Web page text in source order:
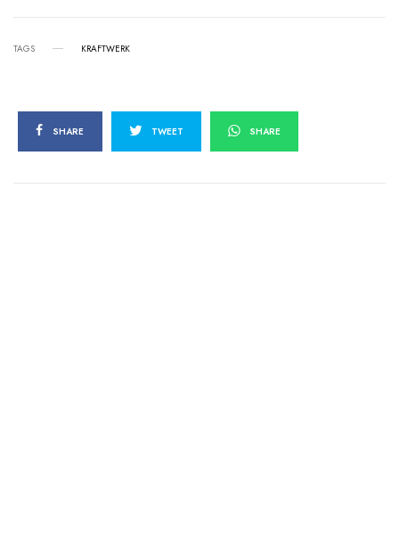
TAGS KRAFTWERK
SHARE TWEET SHARE